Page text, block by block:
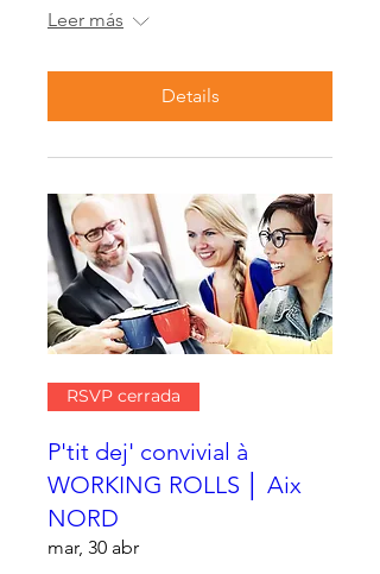
Leer más
Details
RSVP cerrada
P'tit dej' convivial à
WORKING ROLLS │ Aix
NORD
mar, 30 abr